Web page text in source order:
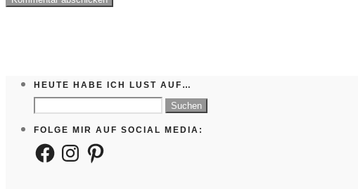
HEUTE HABE ICH LUST AUF…
Suchen
nach:
FOLGE MIR AUF SOCIAL MEDIA:
FacebookInstagramPinterest